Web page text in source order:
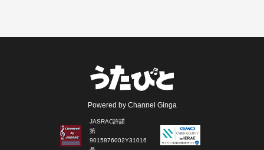
Powered by Channel Ginga
JASRAC許諾
第
9015876002Y31016